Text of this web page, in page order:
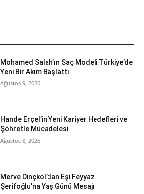
Mohamed Salah’ın Saç Modeli Türkiye’de
Yeni Bir Akım Başlattı
Ağustos 9, 2026
Hande Erçel’in Yeni Kariyer Hedefleri ve
Şöhretle Mücadelesi
Ağustos 8, 2026
Merve Dinçkol’dan Eşi Feyyaz
Şerifoğlu’na Yaş Günü Mesajı